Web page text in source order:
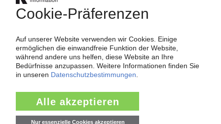
ORAFOL
Zentralverantwortungen für wichtige
Marktregionen / Dr. Sylvia Lucht als Chefin für
EMEA